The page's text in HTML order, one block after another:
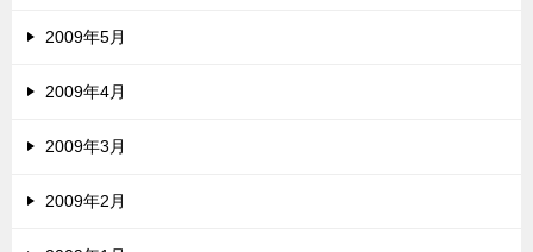
2009年5月
2009年4月
2009年3月
2009年2月